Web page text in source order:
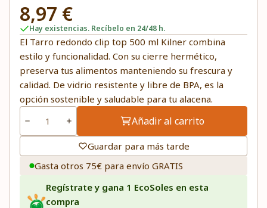
8,97 €
Hay existencias. Recíbelo en 24/48 h.
El Tarro redondo clip top 500 ml Kilner combina
estilo y funcionalidad. Con su cierre hermético,
preserva tus alimentos manteniendo su frescura y
calidad. De vidrio resistente y libre de BPA, es la
opción sostenible y saludable para tu alacena.
Añadir al carrito
Guardar para más tarde
Gasta otros 75€ para envío GRATIS
Regístrate y gana 1 EcoSoles en esta
compra